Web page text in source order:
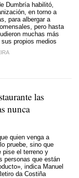
Dumbría habilitó,
en torno a
para albergar a
pero hasta
muchas más
propios medios
las
nunca
quien venga a
pruebe, sino que
pise el terreno y
personas que están
indica Manuel
da Costiña